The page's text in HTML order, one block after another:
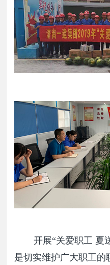
开展“关爱职工 夏
是切实维护广大职工的